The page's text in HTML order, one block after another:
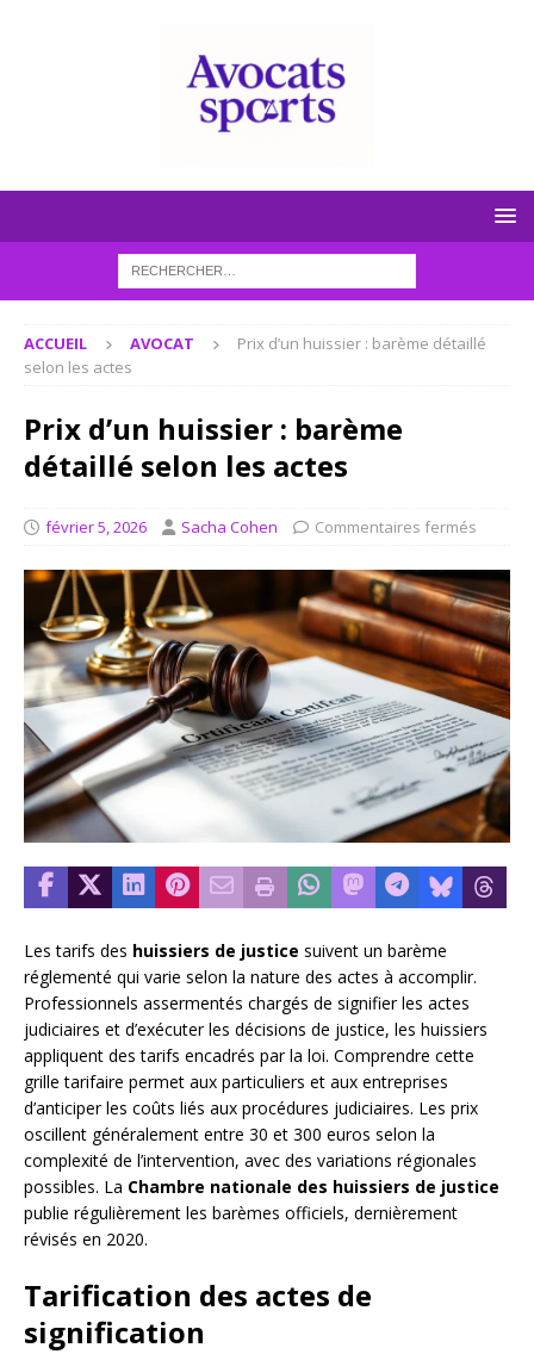
ACCUEIL AVOCAT
Prix d’un huissier : barème détaillé
selon les actes
Prix d’un huissier : barème
détaillé selon les actes
février 5, 2026 Sacha Cohen Commentaires fermés
Les tarifs des huissiers de justice suivent un barème
réglementé qui varie selon la nature des actes à accomplir.
Professionnels assermentés chargés de signifier les actes
judiciaires et d’exécuter les décisions de justice, les huissiers
appliquent des tarifs encadrés par la loi. Comprendre cette
grille tarifaire permet aux particuliers et aux entreprises
d’anticiper les coûts liés aux procédures judiciaires. Les prix
oscillent généralement entre 30 et 300 euros selon la
complexité de l’intervention, avec des variations régionales
possibles. La Chambre nationale des huissiers de justice
publie régulièrement les barèmes officiels, dernièrement
révisés en 2020.
Tarification des actes de
signification